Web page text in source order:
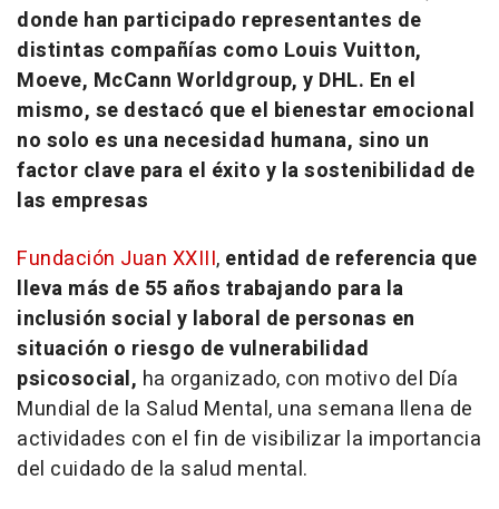
donde han participado representantes de
distintas compañías como Louis Vuitton,
Moeve, McCann Worldgroup, y DHL. En el
mismo, se destacó que el bienestar emocional
no solo es una necesidad humana, sino un
factor clave para el éxito y la sostenibilidad de
las empresas
Fundación Juan XXIII, entidad de referencia que
lleva más de 55 años trabajando para la
inclusión social y laboral de personas en
situación o riesgo de vulnerabilidad
psicosocial, ha organizado, con motivo del Día
Mundial de la Salud Mental, una semana llena de
actividades con el fin de visibilizar la importancia
del cuidado de la salud mental.